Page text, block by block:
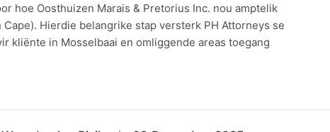
hoe Oosthuizen Marais & Pretorius Inc. nou amptelik
Hierdie belangrike stap versterk PH Attorneys se
kliënte in Mosselbaai en omliggende areas toegang